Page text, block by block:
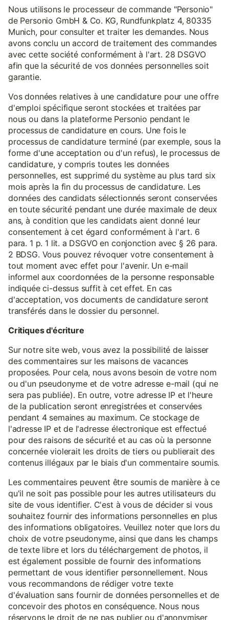
Nous utilisons le processeur de commande "Personio"
de Personio GmbH & Co. KG, Rundfunkplatz 4, 80335
Munich, pour consulter et traiter les demandes. Nous
avons conclu un accord de traitement des commandes
avec cette société conformément à l'art. 28 DSGVO
afin que la sécurité de vos données personnelles soit
garantie.
Vos données relatives à une candidature pour une offre
d'emploi spécifique seront stockées et traitées par
nous ou dans la plateforme Personio pendant le
processus de candidature en cours. Une fois le
processus de candidature terminé (par exemple, sous la
forme d'une acceptation ou d'un refus), le processus de
candidature, y compris toutes les données
personnelles, est supprimé du système au plus tard six
mois après la fin du processus de candidature. Les
données des candidats sélectionnés seront conservées
en toute sécurité pendant une durée maximale de deux
ans, à condition que les candidats aient donné leur
consentement à cet égard conformément à l'art. 6
para. 1 p. 1 lit. a DSGVO en conjonction avec § 26 para.
2 BDSG. Vous pouvez révoquer votre consentement à
tout moment avec effet pour l'avenir. Un e-mail
informel aux coordonnées de la personne responsable
indiquée ci-dessus suffit à cet effet. En cas
d'acceptation, vos documents de candidature seront
transférés dans le dossier du personnel.
Critiques d'écriture
Sur notre site web, vous avez la possibilité de laisser
des commentaires sur les maisons de vacances
proposées. Pour cela, nous avons besoin de votre nom
ou d'un pseudonyme et de votre adresse e-mail (qui ne
sera pas publiée). En outre, votre adresse IP et l'heure
de la publication seront enregistrées et conservées
pendant 4 semaines au maximum. Ce stockage de
l'adresse IP et de l'adresse électronique est effectué
pour des raisons de sécurité et au cas où la personne
concernée violerait les droits de tiers ou publierait des
contenus illégaux par le biais d'un commentaire soumis.
Les commentaires peuvent être soumis de manière à ce
qu'il ne soit pas possible pour les autres utilisateurs du
site de vous identifier. C'est à vous de décider si vous
souhaitez fournir des informations personnelles en plus
des informations obligatoires. Veuillez noter que lors du
choix de votre pseudonyme, ainsi que dans les champs
de texte libre et lors du téléchargement de photos, il
est également possible de fournir des informations
permettant de vous identifier personnellement. Nous
vous recommandons de rédiger votre texte
d'évaluation sans fournir de données personnelles et de
concevoir des photos en conséquence. Nous nous
réservons le droit de ne pas publier ou d'anonymiser